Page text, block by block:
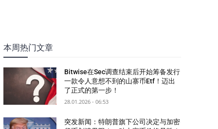
本周热门文章
Bitwise在Sec调查结束后开始筹备发行
一款令人意想不到的山寨币Etf！迈出
了正式的第一步！
28.01.2026 - 06:53
突发新闻：特朗普旗下公司决定与加密